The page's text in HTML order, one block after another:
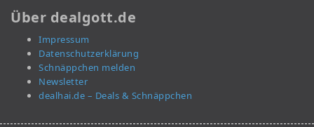
Über dealgott.de
Impressum
Datenschutzerklärung
Schnäppchen melden
Newsletter
dealhai.de – Deals & Schnäppchen